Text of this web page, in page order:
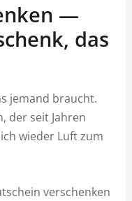
—
das
jemand braucht.
der seit Jahren
wieder Luft zum
verschenken